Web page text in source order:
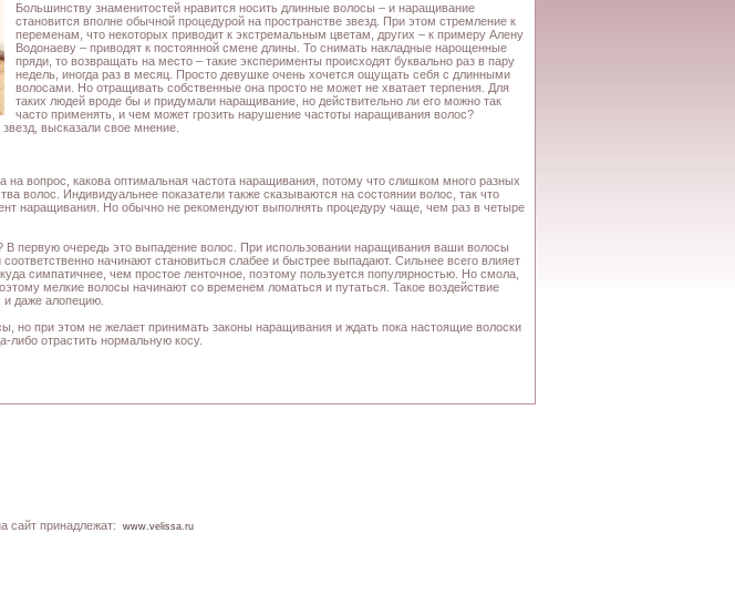
Большинству знаменитостей нравится носить длинные волосы – и наращивание
становится вполне обычной процедурой на пространстве звезд. При этом стремление к
переменам, что некоторых приводит к экстремальным цветам, других – к примеру Алену
Водонаеву – приводят к постоянной смене длины. То снимать накладные нарощенные
пряди, то возвращать на место – такие эксперименты происходят буквально раз в пару
недель, иногда раз в месяц. Просто девушке очень хочется ощущать себя с длинными
волосами. Но отращивать собственные она просто не может не хватает терпения. Для
таких людей вроде бы и придумали наращивание, но действительно ли его можно так
часто применять, и чем может грозить нарушение частоты наращивания волос?
высказали свое мнение.
на вопрос, какова оптимальная частота наращивания, потому что слишком много разных
волос. Индивидуальнее показатели также сказываются на состоянии волос, так что
наращивания. Но обычно не рекомендуют выполнять процедуру чаще, чем раз в четыре
первую очередь это выпадение волос. При использовании наращивания ваши волосы
начинают становиться слабее и быстрее выпадают. Сильнее всего влияет
симпатичнее, чем простое ленточное, поэтому пользуется популярностью. Но смола,
мелкие волосы начинают со временем ломаться и путаться. Такое воздействие
даже алопецию.
но при этом не желает принимать законы наращивания и ждать пока настоящие волоски
либо отрастить нормальную косу.
сайт принадлежат: www.velissa.ru